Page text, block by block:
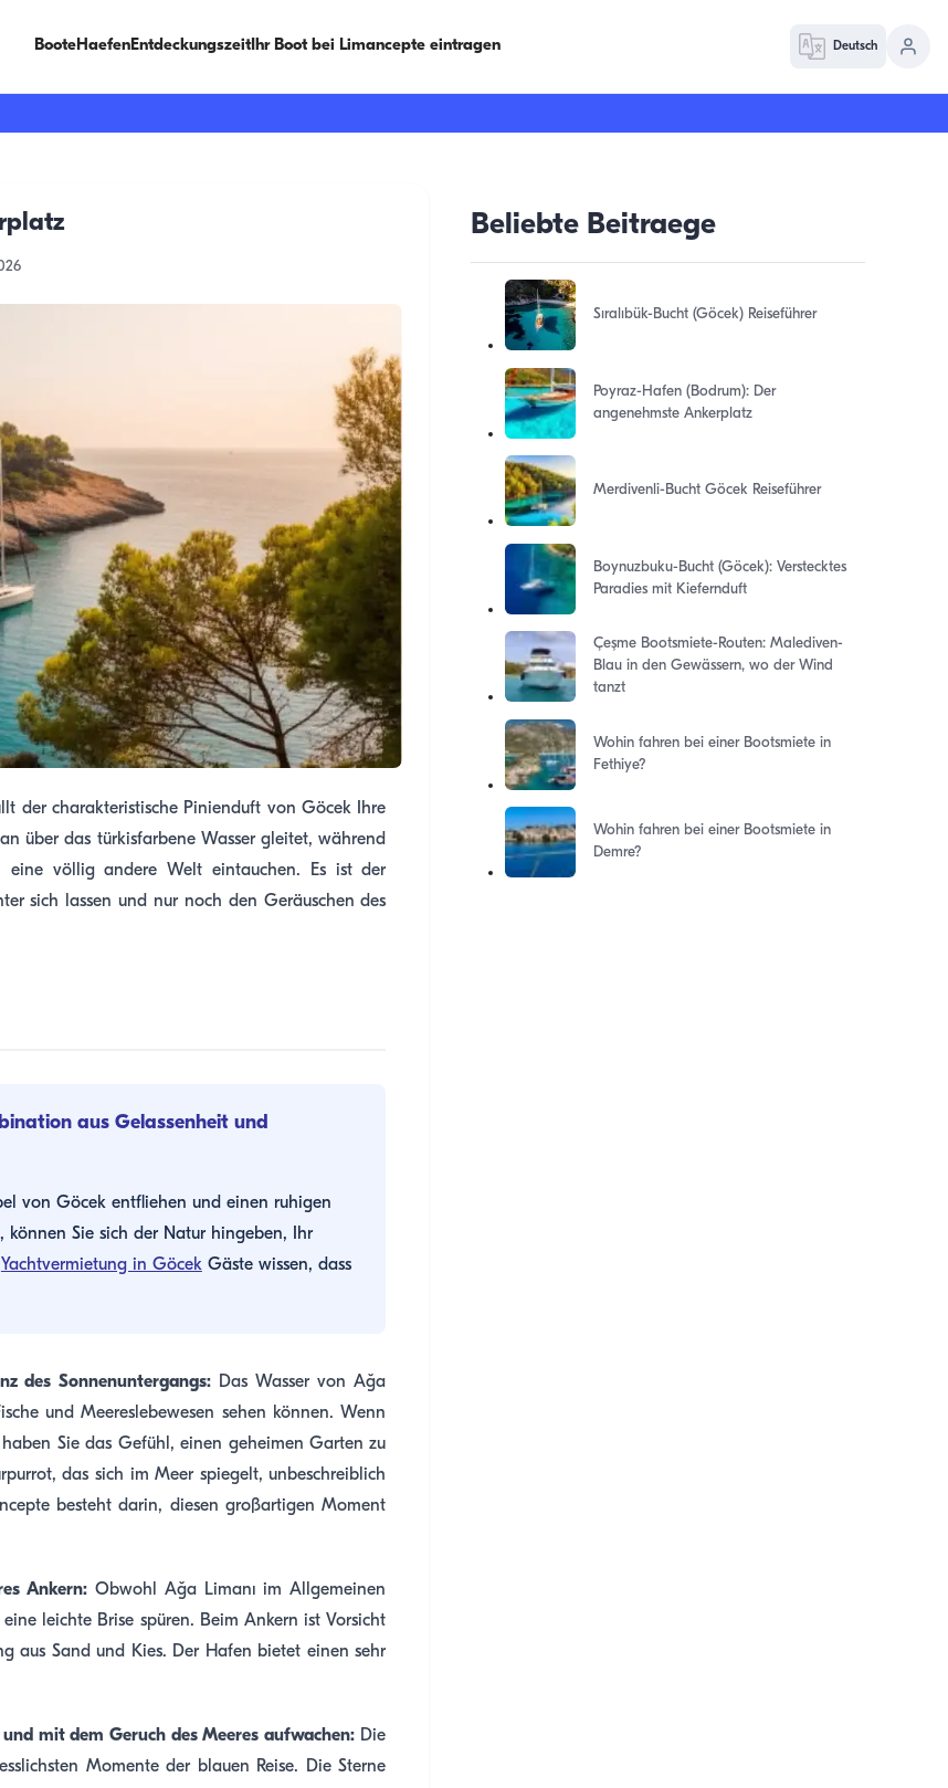
BooteHaefenEntdeckungszeitIhr Boot bei Limancepte eintragen Deutsch
der charakteristische Pinienduft von Göcek Ihre
über das türkisfarbene Wasser gleitet, während
völlig andere Welt eintauchen. Es ist der
sich lassen und nur noch den Geräuschen des
aus Gelassenheit und
von Göcek entfliehen und einen ruhigen
Sie sich der Natur hingeben, Ihr
Yachtvermietung in GöcekGäste wissen, dass
des Sonnenuntergangs:Das Wasser von Ağa
und Meereslebewesen sehen können. Wenn
Sie das Gefühl, einen geheimen Garten zu
das sich im Meer spiegelt, unbeschreiblich
besteht darin, diesen großartigen Moment
Ankern:Obwohl Ağa Limanı im Allgemeinen
leichte Brise spüren. Beim Ankern ist Vorsicht
aus Sand und Kies. Der Hafen bietet einen sehr
mit dem Geruch des Meeres aufwachen:Die
Momente der blauen Reise. Die Sterne
Beliebte Beitraege
Sıralıbük-Bucht (Göcek) Reiseführer
Poyraz-Hafen (Bodrum): Der
angenehmste Ankerplatz
Merdivenli-Bucht Göcek Reiseführer
Boynuzbuku-Bucht (Göcek): Verstecktes
Paradies mit Kiefernduft
Çeşme Bootsmiete-Routen: Malediven-
Blau in den Gewässern, wo der Wind
tanzt
Wohin fahren bei einer Bootsmiete in
Fethiye?
Wohin fahren bei einer Bootsmiete in
Demre?